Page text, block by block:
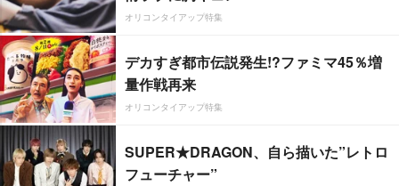
オリコンタイアップ特集
デカすぎ都市伝説発生!?ファミマ45％増
量作戦再来
オリコンタイアップ特集
SUPER★DRAGON、自ら描いた”レトロ
フューチャー”